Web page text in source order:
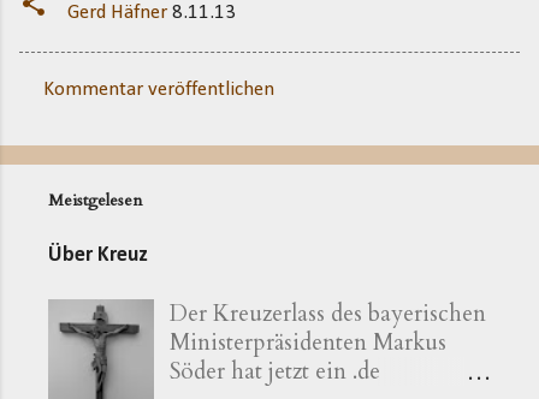
Gerd Häfner 8.11.13
o
e
Kommentar veröffentlichen
Meistgelesen
Über Kreuz
Der Kreuzerlass des bayerischen
Ministerpräsidenten Markus
Söder hat jetzt ein .de